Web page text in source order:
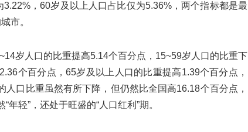
，60岁及以上人口占比仅为5.36%，两个指标都是最
市。
岁人口的比重提高5.14个百分点，15~59岁人口的比重下
个百分点，65岁及以上人口的比重提高1.39个百分点，
人口比重虽然有所下降，但仍然比全国高16.18个百分点，
轻”，还处于旺盛的“人口红利”期。